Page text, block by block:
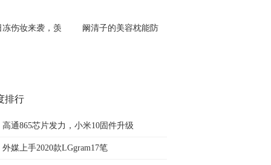
冻伤妆来袭，羡 阚清子的美容枕能防
排行
高通865芯片发力，小米10固件升级
外媒上手2020款LGgram17笔